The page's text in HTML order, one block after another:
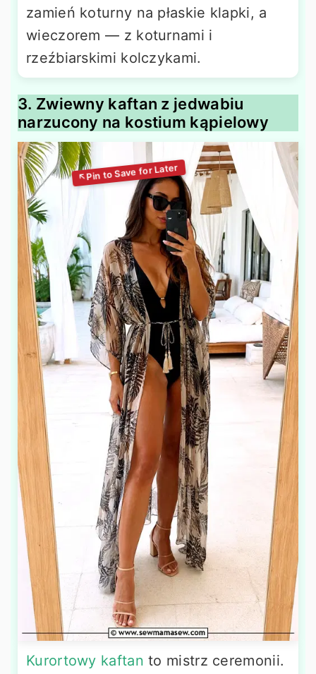
zamień koturny na płaskie klapki, a
wieczorem — z koturnami i
rzeźbiarskimi kolczykami.
3. Zwiewny kaftan z jedwabiu
narzucony na kostium kąpielowy
Kurortowy kaftan to mistrz ceremonii.